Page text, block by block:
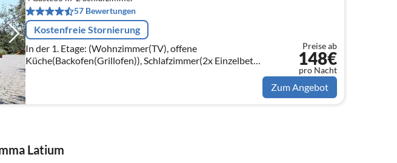
57 Bewertungen
Kostenfreie Stornierung
In der 1. Etage: (Wohnzimmer(TV), offene
Küche(Backofen(Grillofen)), Schlafzimmer(2x Einzelbett),
Schlafzimmer(Doppelbett), Badezimmer(Dusche))
Preise ab
148€
pro Nacht
Zum Angebot
Latium